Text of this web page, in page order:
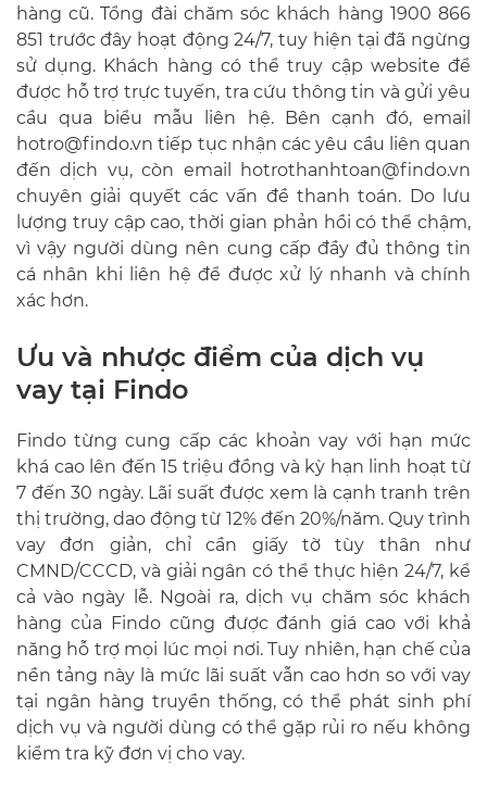
hàng cũ. Tổng đài chăm sóc khách hàng 1900 866
851 trước đây hoạt động 24/7, tuy hiện tại đã ngừng
sử dụng. Khách hàng có thể truy cập website để
được hỗ trợ trực tuyến, tra cứu thông tin và gửi yêu
cầu qua biểu mẫu liên hệ. Bên cạnh đó, email
hotro@findo.vn tiếp tục nhận các yêu cầu liên quan
đến dịch vụ, còn email
hotrothanhtoan@findo.vn
chuyên giải quyết các vấn đề thanh toán. Do lưu
lượng truy cập cao, thời gian phản hồi có thể chậm,
vì vậy người dùng nên cung cấp đầy đủ thông tin
cá nhân khi liên hệ để được xử lý nhanh và chính
xác hơn.
Ưu và nhược điểm của dịch vụ
vay tại Findo
Findo từng cung cấp các khoản vay với hạn mức
khá cao lên đến 15 triệu đồng và kỳ hạn linh hoạt từ
7 đến 30 ngày. Lãi suất được xem là cạnh tranh trên
thị trường, dao động từ 12% đến 20%/năm. Quy trình
vay đơn giản, chỉ cần giấy tờ tùy thân như
CMND/CCCD, và giải ngân có thể thực hiện 24/7, kể
cả vào ngày lễ. Ngoài ra, dịch vụ chăm sóc khách
hàng của Findo cũng được đánh giá cao với khả
năng hỗ trợ mọi lúc mọi nơi. Tuy nhiên, hạn chế của
nền tảng này là mức lãi suất vẫn cao hơn so với vay
tại ngân hàng truyền thống, có thể phát sinh phí
dịch vụ và người dùng có thể gặp rủi ro nếu không
kiểm tra kỹ đơn vị cho vay.